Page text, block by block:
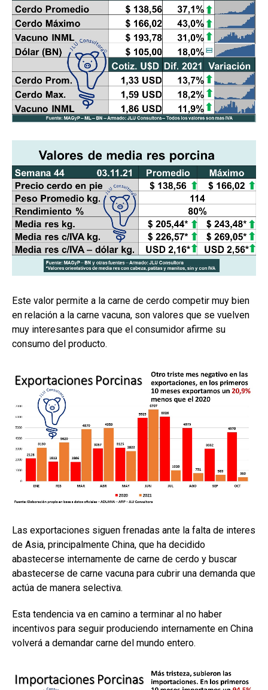
Este valor permite a la carne de cerdo competir muy bien
en relación a la carne vacuna, son valores que se vuelven
muy interesantes para que el consumidor afirme su
consumo del producto.
Las exportaciones siguen frenadas ante la falta de interes
de Asia, principalmente China, que ha decidido
abastecerse internamente de carne de cerdo y buscar
abastecerse de carne vacuna para cubrir una demanda que
actúa de manera selectiva.
Esta tendencia va en camino a terminar al no haber
incentivos para seguir produciendo internamente en China
volverá a demandar carne del mundo entero.